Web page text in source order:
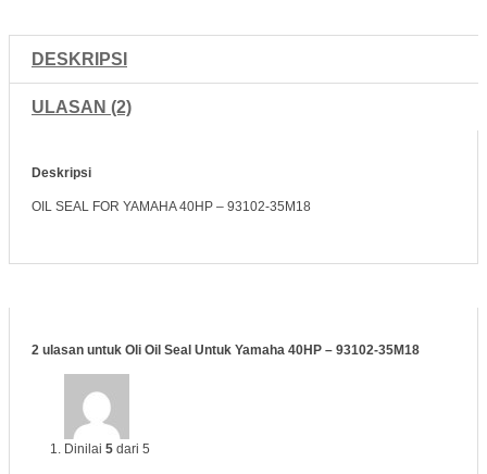
DESKRIPSI
ULASAN (2)
Deskripsi
OIL SEAL FOR YAMAHA 40HP – 93102-35M18
2 ulasan untuk Oli Oil Seal Untuk Yamaha 40HP – 93102-35M18
Dinilai 5 dari 5